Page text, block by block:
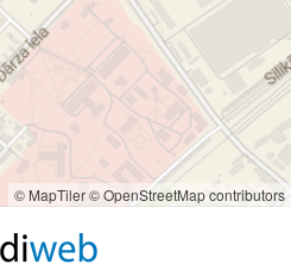
© MapTiler© OpenStreetMap contributors